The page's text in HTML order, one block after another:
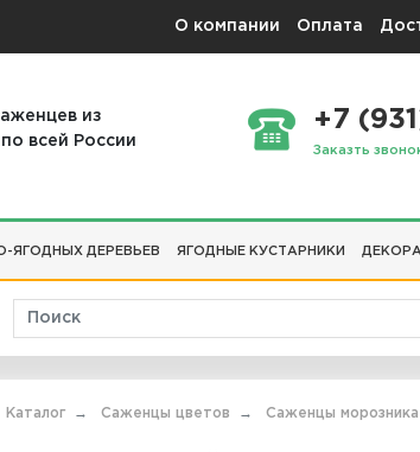
О компании Оплата
из
всей России
+7
Заказть
ДЕРЕВЬЕВ ЯГОДНЫЕ КУСТАРНИКИ
Каталог Саженцы цветов Саженцы морозника